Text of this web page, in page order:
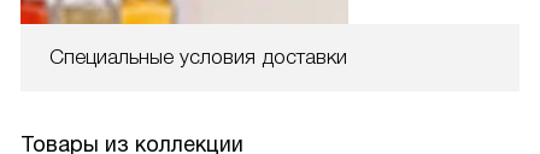
Специальные условия доставки
Товары из коллекции